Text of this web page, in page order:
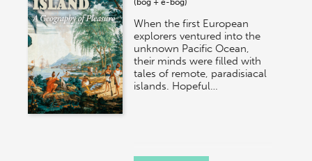
(bog + e-bog)
When the first European
explorers ventured into the
unknown Pacific Ocean,
their minds were filled with
tales of remote, paradisiacal
islands. Hopeful…